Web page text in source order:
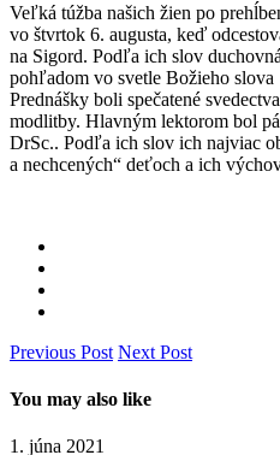
Veľká túžba našich žien po
vo štvrtok 6. augusta, keď
na Sigord. Podľa ich slov
pohľadom vo svetle Božieho
Prednášky boli spečatené
modlitby. Hlavným lektorom bol
DrSc.. Podľa ich slov ich najviac
a nechcených“ deťoch a ich
Previous Post Next Post
You may also like
1. júna 2021